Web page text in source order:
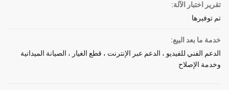
تقرير اختبار الآلة:
تم توفيرها
خدمة ما بعد البيع:
الدعم الفني للفيديو ، الدعم عبر الإنترنت ، قطع الغيار ، الصيانة الميدانية
وخدمة الإصلاح